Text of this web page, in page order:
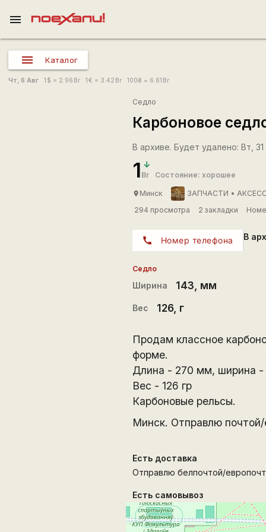
menu
Каталог
Чт, 6 Авг 1 $ = 2.96 Br 1€ = 3.42 Br 100₴ = 6.61 Br
Седло
Карбоновое
В архиве. Будет удалено: Вт, 31
1 Br Состояние: хорошее
place Минск
ЗАПЧАСТИ •
294 просмотра
2 закладки
call Номер телефона В
Седло
Ширина 143 , мм
Вес 126, г
Продам классное
форме.
Длина - 270 мм, ширина
Вес - 126 гр
Карбоновые рельсы.
Минск. Отправлю почтой/
Есть доставка
Отправлю белпочтой/
Есть самовывоз